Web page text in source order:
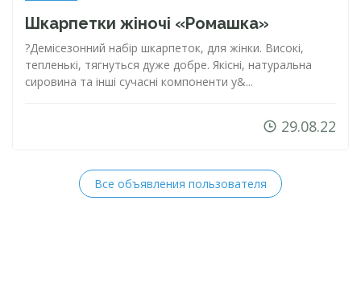
Шкарпетки жіночі «Ромашка»
?Демісезонний набір шкарпеток, для жінки. Високі,
тепленькі, тягнуться дуже добре. Якісні, натуральна
сировина та інші сучасні компоненти у&...
29.08.22
Все объявления пользователя